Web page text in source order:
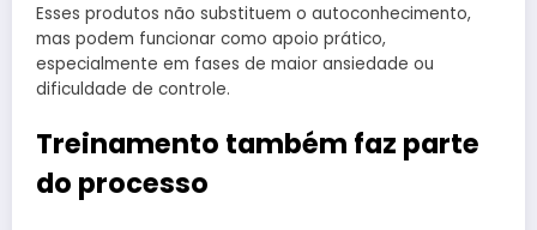
Esses produtos não substituem o autoconhecimento,
mas podem funcionar como apoio prático,
especialmente em fases de maior ansiedade ou
dificuldade de controle.
Treinamento também faz parte
do processo